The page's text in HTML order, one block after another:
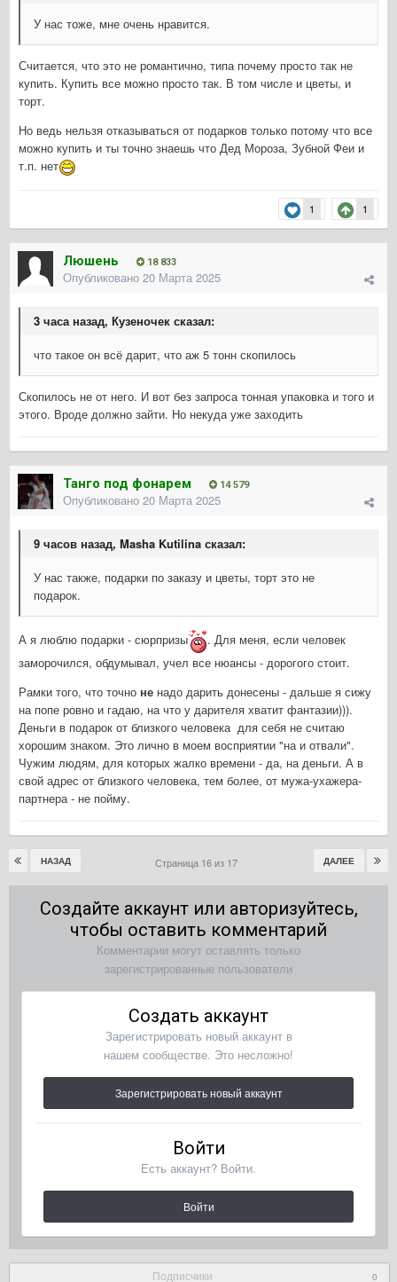
У нас тоже, мне очень нравится.
Считается, что это не романтично, типа почему просто так не
купить. Купить все можно просто так. В том числе и цветы, и
торт.
Но ведь нельзя отказываться от подарков только потому что все
можно купить и ты точно знаешь что Дед Мороза, Зубной Феи и
т.п. нет
1 1
Люшень 18 833
Опубликовано 20 Марта 2025
3 часа назад, Кузеночек сказал:
что такое он всё дарит, что аж 5 тонн скопилось
Скопилось не от него. И вот без запроса тонная упаковка и того и
этого. Вроде должно зайти. Но некуда уже заходить
Танго под фонарем 14 579
Опубликовано 20 Марта 2025
9 часов назад, Masha Kutilina сказал:
У нас также, подарки по заказу и цветы, торт это не
подарок.
А я люблю подарки - сюрпризы
. Для меня, если человек
заморочился, обдумывал, учел все нюансы - дорогого стоит.
Рамки того, что точно не надо дарить донесены - дальше я сижу
на попе ровно и гадаю, на что у дарителя хватит фантазии))).
Деньги в подарок от близкого человека для себя не считаю
хорошим знаком. Это лично в моем восприятии "на и отвали".
Чужим людям, для которых жалко времени - да, на деньги. А в
свой адрес от близкого человека, тем более, от мужа-ухажера-
партнера - не пойму.
НАЗАД ДАЛЕЕ
Страница 16 из 17
Создайте аккаунт или авторизуйтесь,
чтобы оставить комментарий
Комментарии могут оставлять только
зарегистрированные пользователи
Создать аккаунт
Зарегистрировать новый аккаунт в
нашем сообществе. Это несложно!
Зарегистрировать новый аккаунт
Войти
Есть аккаунт? Войти.
Войти
Подписчики 0